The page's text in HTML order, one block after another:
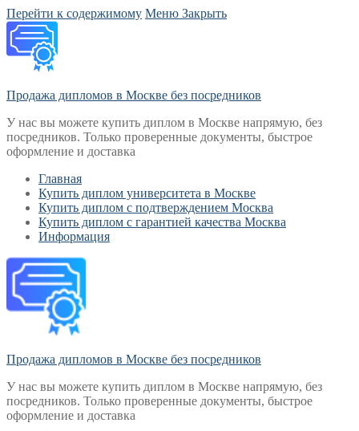
Перейти к содержимому Меню Закрыть
Продажа дипломов в Москве без посредников
У нас вы можете купить диплом в Москве напрямую, без
посредников. Только проверенные документы, быстрое
оформление и доставка
Главная
Купить диплом университета в Москве
Купить диплом с подтверждением Москва
Купить диплом с гарантией качества Москва
Информация
Продажа дипломов в Москве без посредников
У нас вы можете купить диплом в Москве напрямую, без
посредников. Только проверенные документы, быстрое
оформление и доставка